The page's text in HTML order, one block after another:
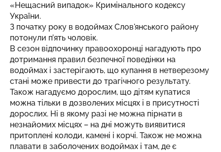
«Нещасний випадок» Кримінального кодексу
України.
З початку року в водоймах Слов'янського району
потонули п’ять чоловік.
В сезон відпочинку правоохоронці нагадують про
дотримання правил безпечної поведінки на
водоймах і застерігають, що купання в нетверезому
стані може привести до трагічного результату.
Також нагадуємо дорослим, що дітям купатися
можна тільки в дозволених місцях і в присутності
дорослих. Ні в якому разі не можна пірнати в
незнайомих місцях – на дні можуть виявитися
притоплені колоди, камені і корчі. Також не можна
плавати в заболочених водоймах і там, де є